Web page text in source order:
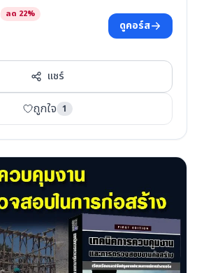
ลด 22%
ดูคอร์ส
แชร์
ถูกใจ 1